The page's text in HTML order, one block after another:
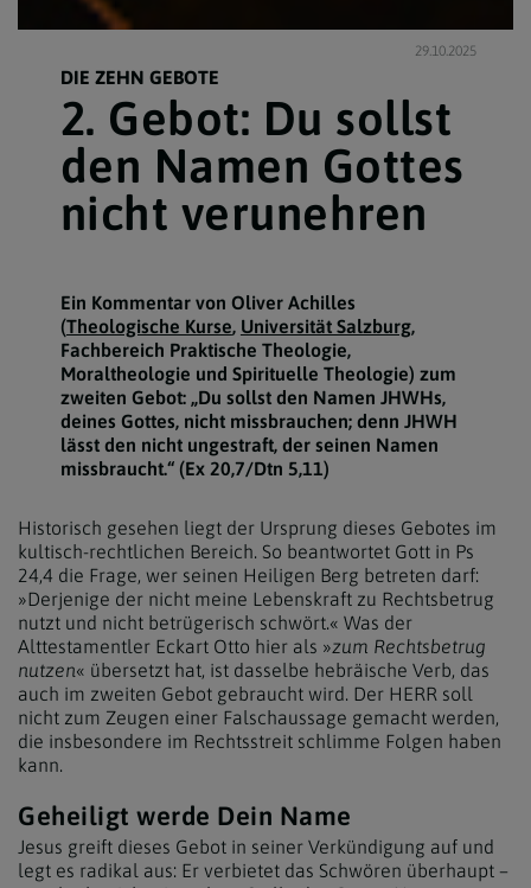
29.10.2025
DIE ZEHN GEBOTE
2. Gebot: Du sollst
den Namen Gottes
nicht verunehren
Ein Kommentar von Oliver Achilles
(Theologische Kurse, Universität Salzburg,
Fachbereich Praktische Theologie,
Moraltheologie und Spirituelle Theologie) zum
zweiten Gebot: „Du sollst den Namen JHWHs,
deines Gottes, nicht missbrauchen; denn JHWH
lässt den nicht ungestraft, der seinen Namen
missbraucht.“ (Ex 20,7/Dtn 5,11)
Historisch gesehen liegt der Ursprung dieses Gebotes im
kultisch-rechtlichen Bereich. So beantwortet Gott in Ps
24,4 die Frage, wer seinen Heiligen Berg betreten darf:
»Derjenige der nicht meine Lebenskraft zu Rechtsbetrug
nutzt und nicht betrügerisch schwört.« Was der
Alttestamentler Eckart Otto hier als »zum Rechtsbetrug
nutzen« übersetzt hat, ist dasselbe hebräische Verb, das
auch im zweiten Gebot gebraucht wird. Der HERR soll
nicht zum Zeugen einer Falschaussage gemacht werden,
die insbesondere im Rechtsstreit schlimme Folgen haben
kann.
Geheiligt werde Dein Name
Jesus greift dieses Gebot in seiner Verkündigung auf und
legt es radikal aus: Er verbietet das Schwören überhaupt –